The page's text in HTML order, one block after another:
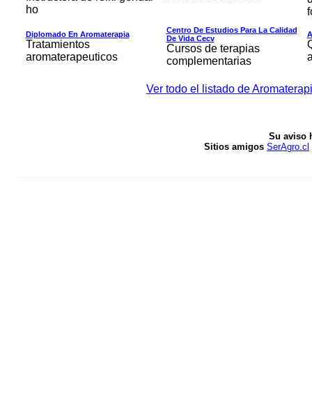
ho
Diplomado En Aromaterapia
Tratamientos
aromaterapeuticos
Centro De Estudios Para La Calidad
De Vida Cecv
Cursos de terapias
complementarias
Ver todo el listado de
Su aviso
Sitios amigos SerAgro.cl